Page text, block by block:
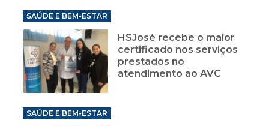
SAÚDE E BEM-ESTAR
HSJosé recebe o maior
certificado nos serviços
prestados no
atendimento ao AVC
SAÚDE E BEM-ESTAR